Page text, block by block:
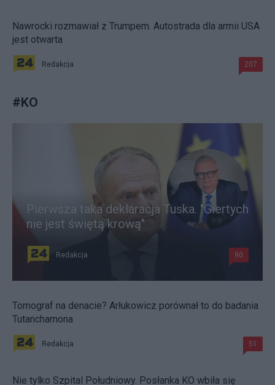
Nawrocki rozmawiał z Trumpem. Autostrada dla armii USA
jest otwarta
Redakcja 207
#KO
Pierwsza taka deklaracja Tuska. "Giertych
nie jest świętą krową"
Redakcja 90
Tomograf na denacie? Arłukowicz porównał to do badania
Tutanchamona
Redakcja 51
Nie tylko Szpital Południowy. Posłanka KO wbiła się